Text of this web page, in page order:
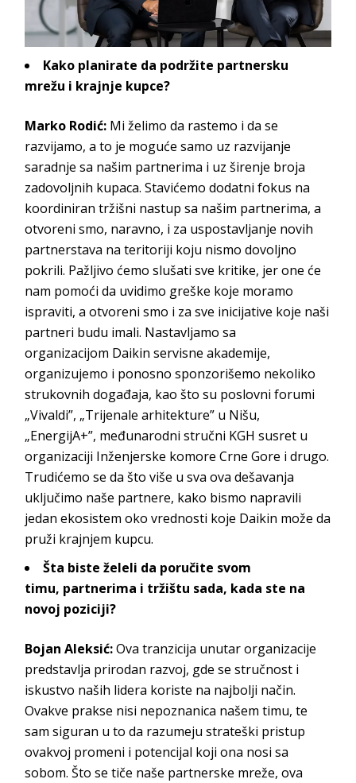
Kako planirate da podržite partnersku
mrežu i krajnje kupce?
Marko Rodić: Mi želimo da rastemo i da se
razvijamo, a to je moguće samo uz razvijanje
saradnje sa našim partnerima i uz širenje broja
zadovoljnih kupaca. Stavićemo dodatni fokus na
koordiniran tržišni nastup sa našim partnerima, a
otvoreni smo, naravno, i za uspostavljanje novih
partnerstava na teritoriji koju nismo dovoljno
pokrili. Pažljivo ćemo slušati sve kritike, jer one će
nam pomoći da uvidimo greške koje moramo
ispraviti, a otvoreni smo i za sve inicijative koje naši
partneri budu imali. Nastavljamo sa
organizacijom Daikin servisne akademije,
organizujemo i ponosno sponzorišemo nekoliko
strukovnih događaja, kao što su poslovni forumi
„Vivaldi”, „Trijenale arhitekture” u Nišu,
„EnergijA+”, međunarodni stručni KGH susret u
organizaciji Inženjerske komore Crne Gore i drugo.
Trudićemo se da što više u sva ova dešavanja
uključimo naše partnere, kako bismo napravili
jedan ekosistem oko vrednosti koje Daikin može da
pruži krajnjem kupcu.
Šta biste želeli da poručite svom
timu, partnerima i tržištu sada, kada ste na
novoj poziciji?
Bojan Aleksić:Ova tranzicija unutar organizacije
predstavlja prirodan razvoj, gde se stručnost i
iskustvo naših lidera koriste na najbolji način.
Ovakve prakse nisi nepoznanica našem timu, te
sam siguran u to da razumeju strateški pristup
ovakvoj promeni i potencijal koji ona nosi sa
sobom. Što se tiče naše partnerske mreže, ova